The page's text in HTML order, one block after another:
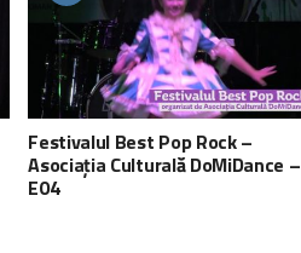
Festivalul Best Pop Rock –
Asociația Culturală DoMiDance –
E04